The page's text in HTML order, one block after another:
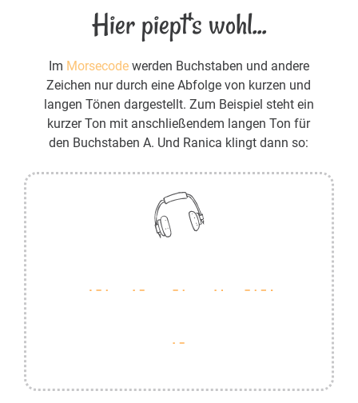
Hier piept's wohl...
Im Morsecodewerden Buchstaben und andere
Zeichen nur durch eine Abfolge von kurzen und
langen Tönen dargestellt. Zum Beispiel steht ein
kurzer Ton mit anschließendem langen Ton für
den Buchstaben A. Und Ranica klingt dann so: